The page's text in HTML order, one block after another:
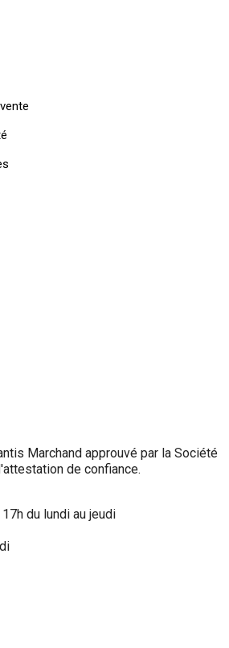
Marchand approuvé par la Société
de confiance.
du lundi au jeudi